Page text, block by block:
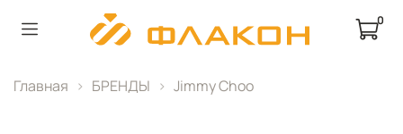
0
Главная БРЕНДЫ Jimmy Choo